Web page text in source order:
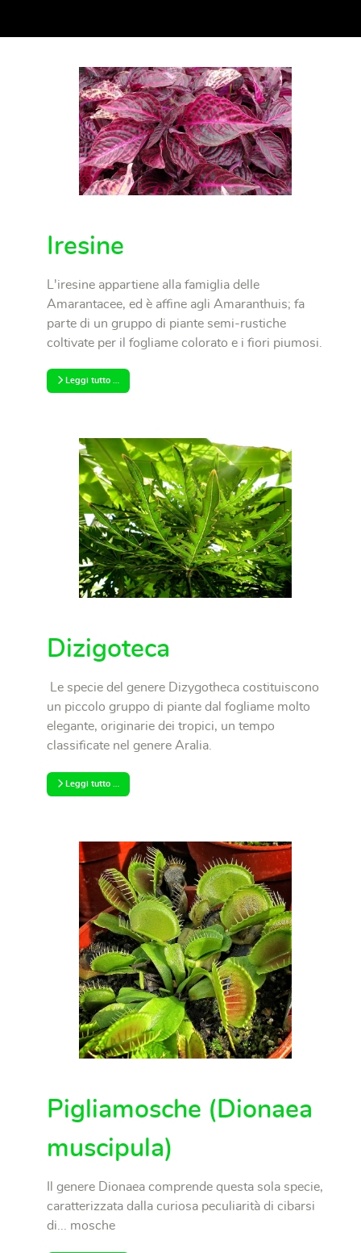
Iresine
L'iresine appartiene alla famiglia delle
Amarantacee, ed è affine agli Amaranthuis; fa
parte di un gruppo di piante semi-rustiche
coltivate per il fogliame colorato e i fiori piumosi.
Leggi tutto …
Dizigoteca
Le specie del genere Dizygotheca costituiscono
un piccolo gruppo di piante dal fogliame molto
elegante, originarie dei tropici, un tempo
classificate nel genere Aralia.
Leggi tutto …
Pigliamosche (Dionaea
muscipula)
Il genere Dionaea comprende questa sola specie,
caratterizzata dalla curiosa peculiarità di cibarsi
di... mosche